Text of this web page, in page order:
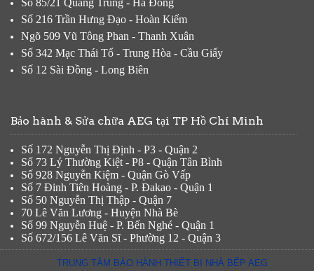
Số 85/21 Quang Trung - Hà Đông
Số 216 Trần Hưng Đạo - Hoàn Kiếm
Ngõ 509 Vũ Tông Phan - Thanh Xuân
Số 342 Mạc Thái Tổ - Trung Hòa - Cầu Giấy
Số 12 Sài Đồng - Long Biên
Bảo hành & Sửa chữa AEG tại TP Hồ Chí Minh
Số 172 Nguyễn Thị Định - P3 - Quận 2
Số 73 Lý Thường Kiệt - P8 - Quận Tân Bình
Số 928 Nguyễn Kiệm - Quận Gò Vấp
Số 7 Đinh Tiên Hoàng - P. Đakao - Quận 1
Số 50 Nguyễn Thị Thập - Quận 7
70 Lê Văn Lương - Huyện Nhà Bè
Số 99 Nguyễn Huệ - P. Bến Nghé - Quận 1
Số 672/156 Lê Văn Sĩ - Phường 12 - Quận 3
TRUNG TÂM BẢO HÀNH THIẾT BỊ NHÀ BẾP AEG